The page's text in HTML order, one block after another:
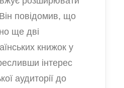
повідомив, що
ще дві
книжок у
інтерес
аудиторії до